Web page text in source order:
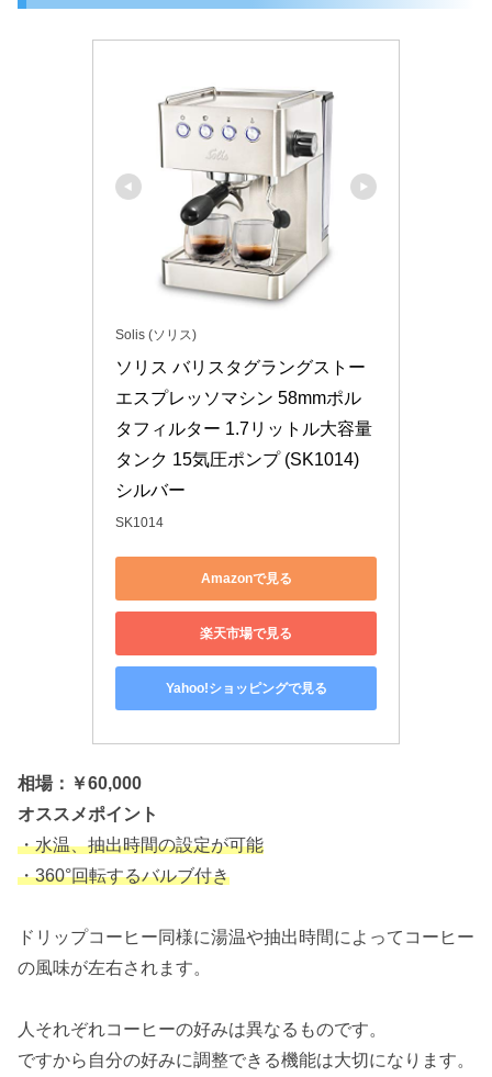
Solis (ソリス)
ソリス バリスタグラングストー
エスプレッソマシン 58mmポル
タフィルター 1.7リットル大容量
タンク 15気圧ポンプ (SK1014)
シルバー
SK1014
Amazonで見る
楽天市場で見る
Yahoo!ショッピングで見る
相場：￥60,000
オススメポイント
・水温、抽出時間の設定が可能
・360°回転するバルブ付き
ドリップコーヒー同様に湯温や抽出時間によってコーヒー
の風味が左右されます。
人それぞれコーヒーの好みは異なるものです。
ですから自分の好みに調整できる機能は大切になります。